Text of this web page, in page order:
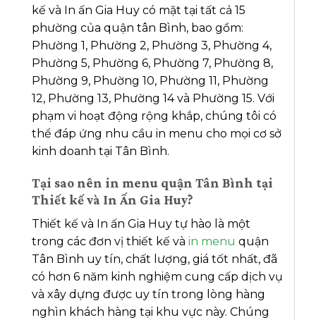
kế và In ấn Gia Huy có mặt tại tất cả 15
phường của quận tân Bình, bao gồm:
Phường 1, Phường 2, Phường 3, Phường 4,
Phường 5, Phường 6, Phường 7, Phường 8,
Phường 9, Phường 10, Phường 11, Phường
12, Phường 13, Phường 14 và Phường 15. Với
phạm vi hoạt động rộng khắp, chúng tôi có
thể đáp ứng nhu cầu in menu cho mọi cơ sở
kinh doanh tại Tân Bình.
Tại sao nên in menu quận Tân Bình tại
Thiết kế và In Ấn Gia Huy?
Thiết kế và In ấn Gia Huy tự hào là một
trong các đơn vị thiết kế và in menu quận
Tân Bình uy tín, chất lượng, giá tốt nhất, đã
có hơn 6 năm kinh nghiệm cung cấp dịch vụ
và xây dựng được uy tín trong lòng hàng
nghìn khách hàng tại khu vực này. Chúng